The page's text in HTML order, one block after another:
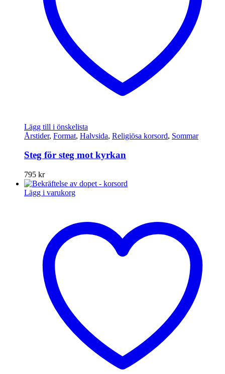
Lägg till i önskelista
Årstider, Format, Halvsida, Religiösa korsord, Sommar
Steg för steg mot kyrkan
795 kr
Lägg i varukorg